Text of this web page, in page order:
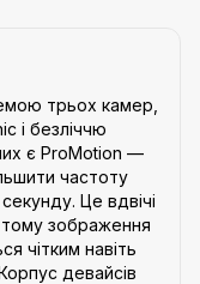
трьох камер,
і безліччю
є ProMotion —
частоту
Це вдвічі
зображення
чітким навіть
девайсів